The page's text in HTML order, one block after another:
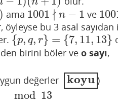
) ama 1001 ∤ n − 1
1001∤n −1 ve
öyleyse bu 3 asal sayıdan
{p, q, r} = {7, 11, 13}
{p,q,r} ={7 ,11 ,13}
den birini böler ve o sayı,
değerler koyu
koyu )
mod 13